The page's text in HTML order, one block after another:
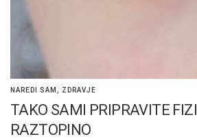
NAREDI SAM ZDRAVJE
TAKO SAMI PRIPRAVITE
RAZTOPINO